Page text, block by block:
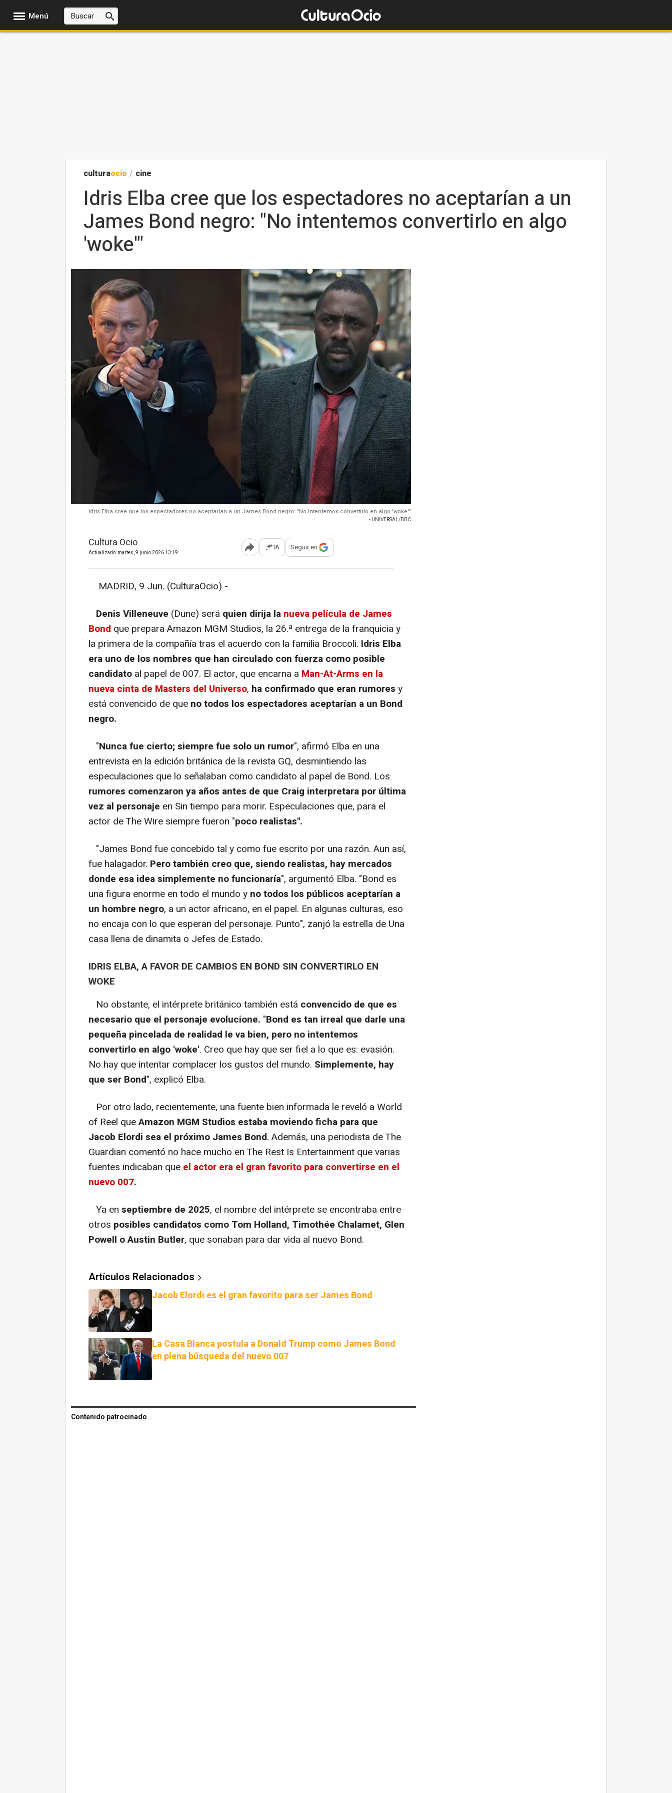
Menú
culturaocio / cine
Idris Elba cree que los espectadores no aceptarían a un
James Bond negro: "No intentemos convertirlo en algo
'woke'"
Idris Elba cree que los espectadores no aceptarían a un James Bond negro: "No intentemos convertirlo en algo 'woke'"
- UNIVERSAL/BBC
Cultura Ocio
Actualizado: martes, 9 junio 2026 13:19 Abrir opciones para compartir
IA Seguir en
MADRID, 9 Jun. (CulturaOcio) -
Denis Villeneuve (Dune) será quien dirija la nueva película de James
Bond que prepara Amazon MGM Studios, la 26.ª entrega de la franquicia y
la primera de la compañía tras el acuerdo con la familia Broccoli. Idris Elba
era uno de los nombres que han circulado con fuerza como posible
candidato al papel de 007. El actor, que encarna a Man-At-Arms en la
nueva cinta de Masters del Universo, ha confirmado que eran rumores y
está convencido de que no todos los espectadores aceptarían a un Bond
negro.
"Nunca fue cierto; siempre fue solo un rumor", afirmó Elba en una
entrevista en la edición británica de la revista GQ, desmintiendo las
especulaciones que lo señalaban como candidato al papel de Bond. Los
rumores comenzaron ya años antes de que Craig interpretara por última
vez al personaje en Sin tiempo para morir. Especulaciones que, para el
actor de The Wire siempre fueron "poco realistas".
"James Bond fue concebido tal y como fue escrito por una razón. Aun así,
fue halagador. Pero también creo que, siendo realistas, hay mercados
donde esa idea simplemente no funcionaría", argumentó Elba. "Bond es
una figura enorme en todo el mundo y no todos los públicos aceptarían a
un hombre negro, a un actor africano, en el papel. En algunas culturas, eso
no encaja con lo que esperan del personaje. Punto", zanjó la estrella de Una
casa llena de dinamita o Jefes de Estado.
IDRIS ELBA, A FAVOR DE CAMBIOS EN BOND SIN CONVERTIRLO EN
WOKE
No obstante, el intérprete británico también está convencido de que es
necesario que el personaje evolucione. "Bond es tan irreal que darle una
pequeña pincelada de realidad le va bien, pero no intentemos
convertirlo en algo 'woke'. Creo que hay que ser fiel a lo que es: evasión.
No hay que intentar complacer los gustos del mundo. Simplemente, hay
que ser Bond", explicó Elba.
Por otro lado, recientemente, una fuente bien informada le reveló a World
of Reel queAmazon MGM Studios estaba moviendo ficha para que
Jacob Elordi sea el próximo James Bond. Además, una periodista de The
Guardian comentó no hace mucho en The Rest Is Entertainment que varias
fuentes indicaban que el actor era el gran favorito para convertirse en el
nuevo 007.
Ya en septiembre de 2025, el nombre del intérprete se encontraba entre
otros posibles candidatos como Tom Holland, Timothée Chalamet, Glen
Powell o Austin Butler, que sonaban para dar vida al nuevo Bond.
Artículos Relacionados
Jacob Elordi es el gran favorito para ser James Bond
La Casa Blanca postula a Donald Trump como James Bond
en plena búsqueda del nuevo 007
Contenido patrocinado